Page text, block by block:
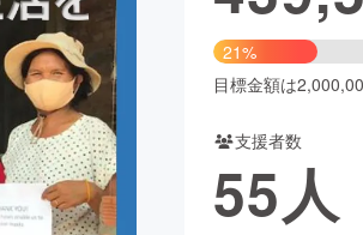
フード・飲食店
アニメ・漫画
ビューティー・ヘルスケア
21%
目標金額は
支援者数
55人